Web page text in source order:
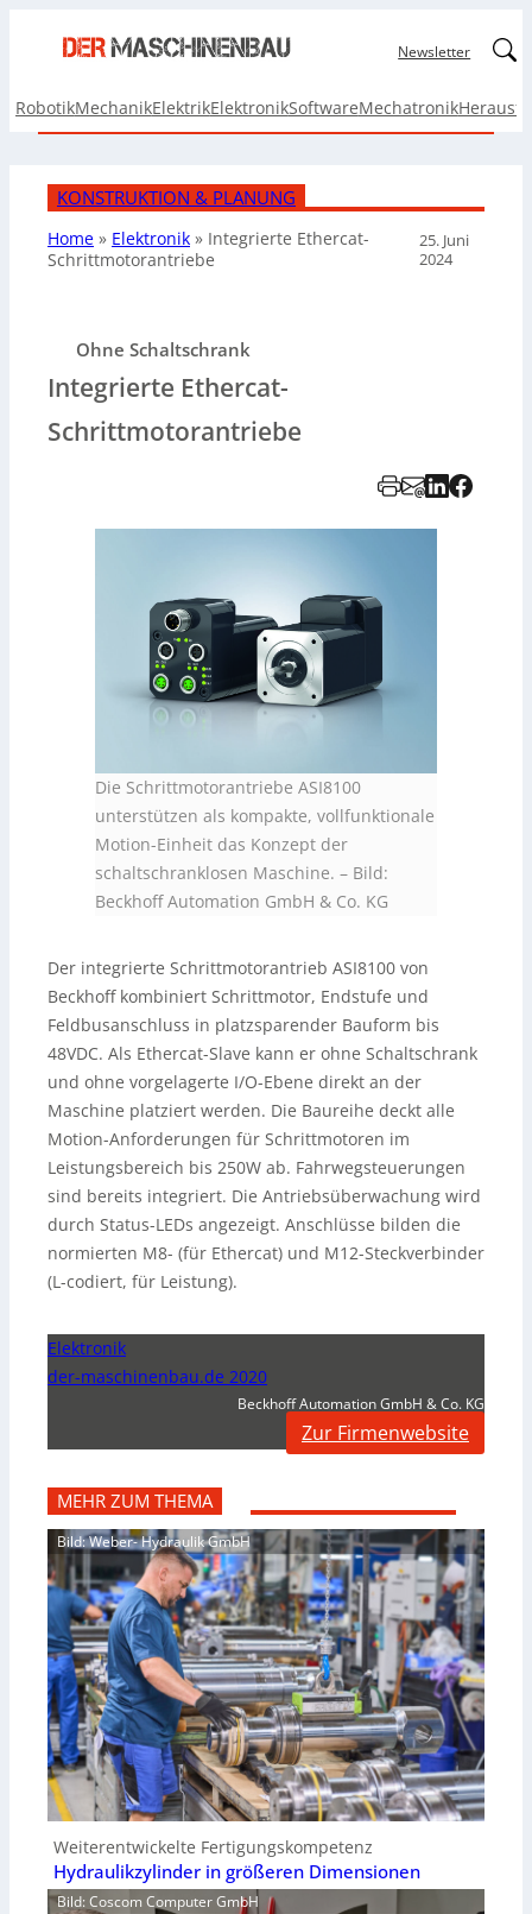
Newsletter
RobotikMechanikElektrikElektronikSoftwareMechatronik
KONSTRUKTION & PLANUNG
Home » Elektronik » Integrierte Ethercat-
Schrittmotorantriebe
25. Juni
2024
Ohne Schaltschrank
Integrierte Ethercat-
Schrittmotorantriebe
Die Schrittmotorantriebe ASI8100
unterstützen als kompakte, vollfunktionale
Motion-Einheit das Konzept der
schaltschranklosen Maschine. – Bild:
Beckhoff Automation GmbH & Co. KG
Der integrierte Schrittmotorantrieb ASI8100 von
Beckhoff kombiniert Schrittmotor, Endstufe und
Feldbusanschluss in platzsparender Bauform bis
48VDC. Als Ethercat-Slave kann er ohne Schaltschrank
und ohne vorgelagerte I/O-Ebene direkt an der
Maschine platziert werden. Die Baureihe deckt alle
Motion-Anforderungen für Schrittmotoren im
Leistungsbereich bis 250W ab. Fahrwegsteuerungen
sind bereits integriert. Die Antriebsüberwachung wird
durch Status-LEDs angezeigt. Anschlüsse bilden die
normierten M8- (für Ethercat) und M12-Steckverbinder
(L-codiert, für Leistung).
Elektronik
der-maschinenbau.de 2020
Beckhoff Automation GmbH & Co. KG
Zur Firmenwebsite
MEHR ZUM THEMA
Bild: Weber- Hydraulik GmbH
Weiterentwickelte Fertigungskompetenz
Hydraulikzylinder in größeren Dimensionen
Bild: Coscom Computer GmbH